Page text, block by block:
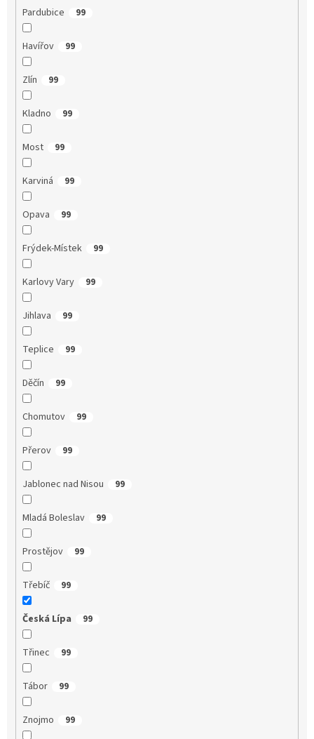
Pardubice 99
Havířov 99
Zlín 99
Kladno 99
Most 99
Karviná 99
Opava 99
Frýdek-Místek 99
Karlovy Vary 99
Jihlava 99
Teplice 99
Děčín 99
Chomutov 99
Přerov 99
Jablonec nad Nisou 99
Mladá Boleslav 99
Prostějov 99
Třebíč 99
Česká Lípa 99
Třinec 99
Tábor 99
Znojmo 99